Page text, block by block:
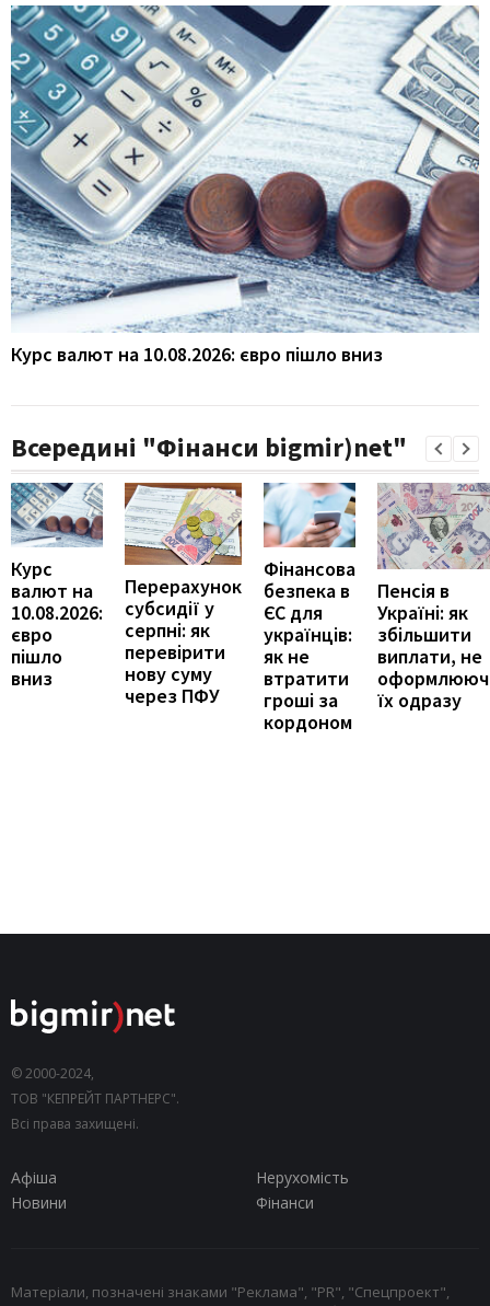
Курс валют на 10.08.2026: євро пішло вниз
Всередині "Фінанси bigmir)net"
Курс
валют на
10.08.2026:
євро
пішло
вниз
Перерахунок
субсидії у
серпні: як
перевірити
нову суму
через ПФУ
Фінансова
безпека в
ЄС для
українців:
як не
втратити
гроші за
кордоном
Пенсія в
Україні: як
збільшити
виплати, не
їх одразу
© 2000-2024,
ТОВ "КЕПРЕЙТ ПАРТНЕРС".
Всі права захищені.
Афіша
Нерухомість
Новини
Фінанси
Матеріали, позначені знаками "Реклама", "PR", "Спецпроект",